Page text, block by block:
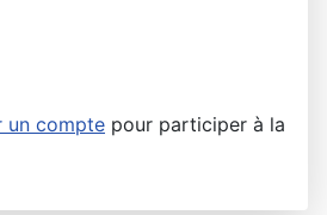
un compte pour participer à la